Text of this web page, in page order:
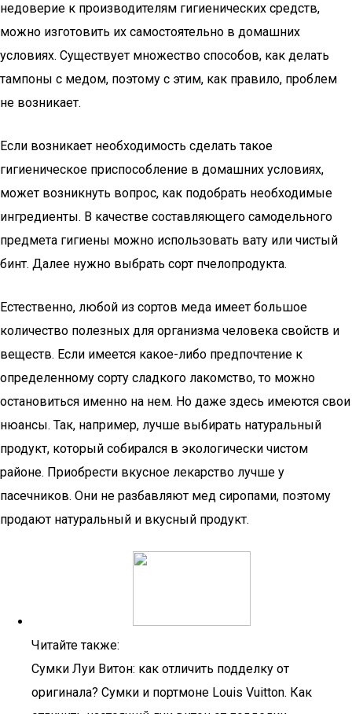
недоверие к производителям гигиенических средств,
можно изготовить их самостоятельно в домашних
условиях. Существует множество способов, как делать
тампоны с медом, поэтому с этим, как правило, проблем
не возникает.
Если возникает необходимость сделать такое
гигиеническое приспособление в домашних условиях,
может возникнуть вопрос, как подобрать необходимые
ингредиенты. В качестве составляющего самодельного
предмета гигиены можно использовать вату или чистый
бинт. Далее нужно выбрать сорт пчелопродукта.
Естественно, любой из сортов меда имеет большое
количество полезных для организма человека свойств и
веществ. Если имеется какое-либо предпочтение к
определенному сорту сладкого лакомство, то можно
остановиться именно на нем. Но даже здесь имеются свои
нюансы. Так, например, лучше выбирать натуральный
продукт, который собирался в экологически чистом
районе. Приобрести вкусное лекарство лучше у
пасечников. Они не разбавляют мед сиропами, поэтому
продают натуральный и вкусный продукт.
Читайте также:
Сумки Луи Витон: как отличить подделку от
оригинала? Сумки и портмоне Louis Vuitton. Как